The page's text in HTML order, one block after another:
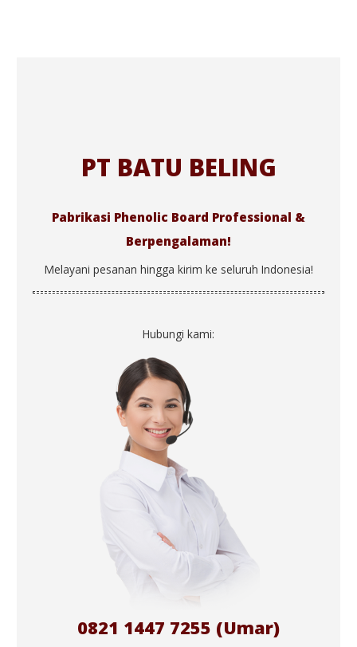
PT BATU BELING
Pabrikasi Phenolic Board Professional &
Berpengalaman!
Melayani pesanan hingga kirim ke seluruh Indonesia!
Hubungi kami:
0821 1447 7255 (Umar)